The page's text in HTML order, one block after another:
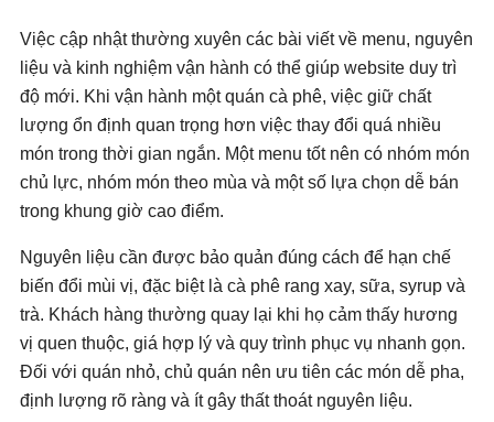
Việc cập nhật thường xuyên các bài viết về menu, nguyên
liệu và kinh nghiệm vận hành có thể giúp website duy trì
độ mới. Khi vận hành một quán cà phê, việc giữ chất
lượng ổn định quan trọng hơn việc thay đổi quá nhiều
món trong thời gian ngắn. Một menu tốt nên có nhóm món
chủ lực, nhóm món theo mùa và một số lựa chọn dễ bán
trong khung giờ cao điểm.
Nguyên liệu cần được bảo quản đúng cách để hạn chế
biến đổi mùi vị, đặc biệt là cà phê rang xay, sữa, syrup và
trà. Khách hàng thường quay lại khi họ cảm thấy hương
vị quen thuộc, giá hợp lý và quy trình phục vụ nhanh gọn.
Đối với quán nhỏ, chủ quán nên ưu tiên các món dễ pha,
định lượng rõ ràng và ít gây thất thoát nguyên liệu.